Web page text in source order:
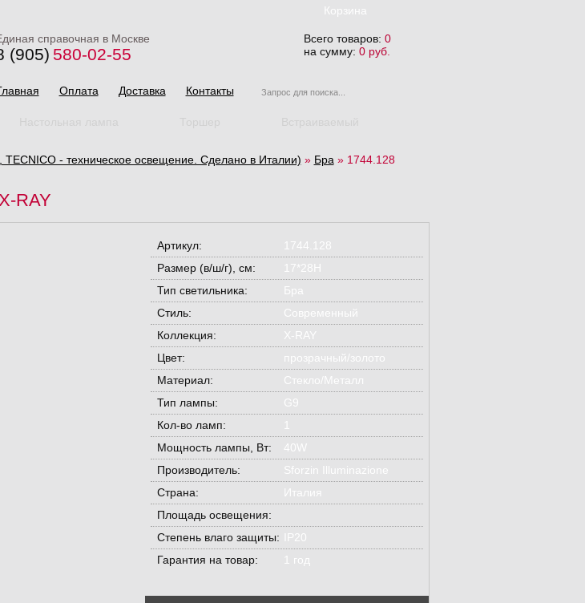
справочная в Москве
(905) 580-02-55
Корзина
Всего товаров: 0
на сумму: 0 руб.
Оплата Доставка Контакты
- техническое освещение. Сделано в Италии) » Бра » 1744.128
RAY
Артикул:
1744.128
Размер (в/ш/г), см:
17*28H
Тип светильника:
Бра
Стиль:
Современный
Коллекция:
X-RAY
Цвет:
прозрачный/золото
Материал:
Стекло/Металл
Тип лампы:
G9
Кол-во ламп:
1
Мощность лампы, Вт:
40W
Производитель:
Sforzin Illuminazione
Страна:
Италия
Площадь освещения:
Степень влаго защиты:
IP20
Гарантия на товар:
1 год